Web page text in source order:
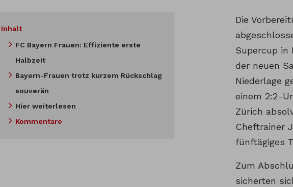
Inhalt
FC Bayern Frauen: Effiziente erste
Halbzeit
Bayern-Frauen trotz kurzem Rückschlag
souverän
Hier weiterlesen
Kommentare
Die
Supercup in
der neuen
Niederlage
einem 2:2-
Zürich
Cheftrainer
fünftägiges
Zum
sicherten